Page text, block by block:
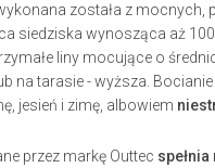
została z
siedziska wynosząca aż
liny mocujące o
na tarasie - wyższa.
jesień i zimę, albowiem
przez markę Outtec